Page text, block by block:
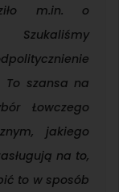
m.in. o
Szukaliśmy
To szansa na
Łowczego
jakiego
na to,
to w sposób